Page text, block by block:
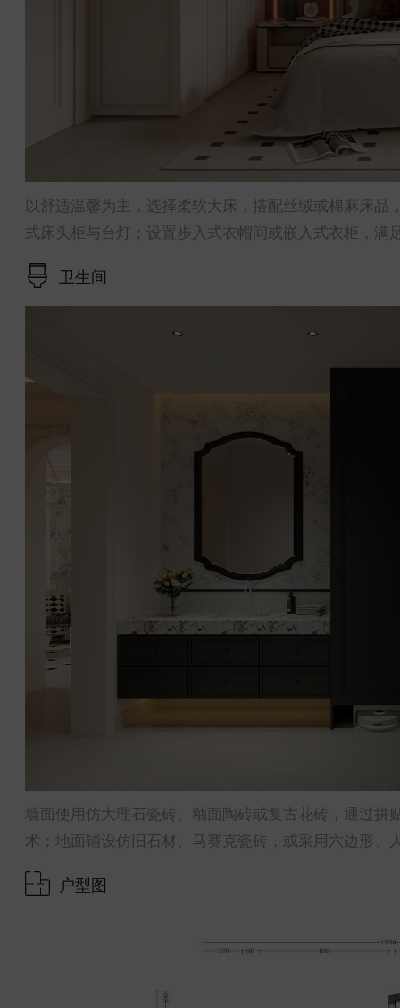
以舒适温馨为主，选择柔软大床，搭配丝绒或棉麻床
式床头柜与台灯；设置步入式衣帽间或嵌入式衣柜，满
卫生间
墙面使用仿大理石瓷砖、釉面陶砖或复古花砖，通过
术；地面铺设仿旧石材、马赛克瓷砖，或采用六边形、
户型图